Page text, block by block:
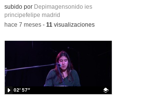
Contenido educativo.
subido por
Depimagensonido ies
principefelipe madrid
-hace 7 meses- 11 visualizaciones
02′ 57″